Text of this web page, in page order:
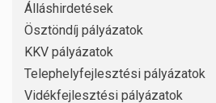
Álláshirdetések
Ösztöndíj pályázatok
KKV pályázatok
Telephelyfejlesztési pályázatok
Vidékfejlesztési pályázatok